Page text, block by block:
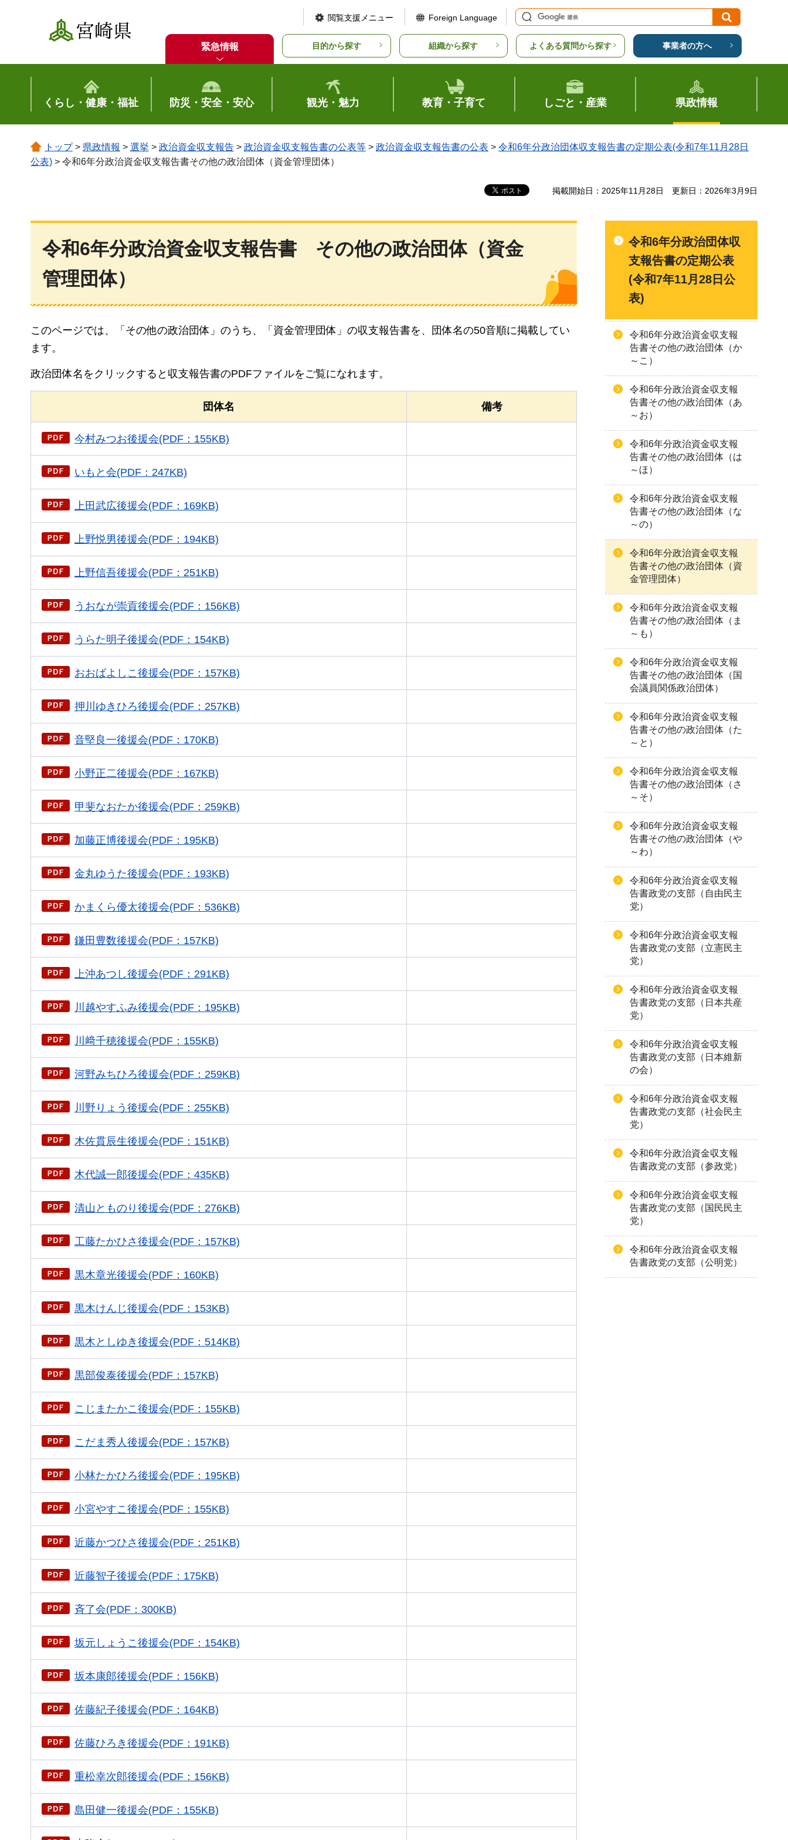
宮崎県
閲覧支援メニュー Foreign Language
緊急情報 目的から探す 組織から探す よくある質問から探す 事業者の方へ
くらし・健康・福祉 防災・安全・安心 観光・魅力 教育・子育て しごと・産業 県政情報
トップ> 県政情報 > 選挙 > 政治資金収支報告 > 政治資金収支報告書の公表等 > 政治資金収支報告書の公表 > 令和6年分政治団体収支報告書の定期公表(令和7年11月28日
公表) > 令和6年分政治資金収支報告書その他の政治団体（資金管理団体）
掲載開始日：2025年11月28日 更新日：2026年3月9日
令和6年分政治資金収支報告書 その他の政治団体（資金
管理団体）
このページでは、「その他の政治団体」のうち、「資金管理団体」の収支報告書を、団体名の50音順に掲載してい
ます。
政治団体名をクリックすると収支報告書のPDFファイルをご覧になれます。
団体名 備考
今村みつお後援会(PDF：155KB)
いもと会(PDF：247KB)
上田武広後援会(PDF：169KB)
上野悦男後援会(PDF：194KB)
上野信吾後援会(PDF：251KB)
うおなが崇貢後援会(PDF：156KB)
うらた明子後援会(PDF：154KB)
おおばよしこ後援会(PDF：157KB)
押川ゆきひろ後援会(PDF：257KB)
音堅良一後援会(PDF：170KB)
小野正二後援会(PDF：167KB)
甲斐なおたか後援会(PDF：259KB)
加藤正博後援会(PDF：195KB)
金丸ゆうた後援会(PDF：193KB)
かまくら優太後援会(PDF：536KB)
鎌田豊数後援会(PDF：157KB)
上沖あつし後援会(PDF：291KB)
川越やすふみ後援会(PDF：195KB)
川﨑千穂後援会(PDF：155KB)
河野みちひろ後援会(PDF：259KB)
川野りょう後援会(PDF：255KB)
木佐貫辰生後援会(PDF：151KB)
木代誠一郎後援会(PDF：435KB)
清山とものり後援会(PDF：276KB)
工藤たかひさ後援会(PDF：157KB)
黒木章光後援会(PDF：160KB)
黒木けんじ後援会(PDF：153KB)
黒木としゆき後援会(PDF：514KB)
黒部俊泰後援会(PDF：157KB)
こじまたかこ後援会(PDF：155KB)
こだま秀人後援会(PDF：157KB)
小林たかひろ後援会(PDF：195KB)
小宮やすこ後援会(PDF：155KB)
近藤かつひさ後援会(PDF：251KB)
近藤智子後援会(PDF：175KB)
斉了会(PDF：300KB)
坂元しょうこ後援会(PDF：154KB)
坂本康郎後援会(PDF：156KB)
佐藤紀子後援会(PDF：164KB)
佐藤ひろき後援会(PDF：191KB)
重松幸次郎後援会(PDF：156KB)
島田健一後援会(PDF：155KB)
令和6年分政治団体収
支報告書の定期公表
(令和7年11月28日公
表)
令和6年分政治資金収支報
告書その他の政治団体（か
～こ）
令和6年分政治資金収支報
告書その他の政治団体（あ
～お）
令和6年分政治資金収支報
告書その他の政治団体（は
～ほ）
令和6年分政治資金収支報
告書その他の政治団体（な
～の）
令和6年分政治資金収支報
告書その他の政治団体（資
金管理団体）
令和6年分政治資金収支報
告書その他の政治団体（ま
～も）
令和6年分政治資金収支報
告書その他の政治団体（国
会議員関係政治団体）
令和6年分政治資金収支報
告書その他の政治団体（た
～と）
令和6年分政治資金収支報
告書その他の政治団体（さ
～そ）
令和6年分政治資金収支報
告書その他の政治団体（や
～わ）
令和6年分政治資金収支報
告書政党の支部（自由民主
党）
令和6年分政治資金収支報
告書政党の支部（立憲民主
党）
令和6年分政治資金収支報
告書政党の支部（日本共産
党）
令和6年分政治資金収支報
告書政党の支部（日本維新
の会）
令和6年分政治資金収支報
告書政党の支部（社会民主
党）
令和6年分政治資金収支報
告書政党の支部（参政党）
令和6年分政治資金収支報
告書政党の支部（国民民主
党）
令和6年分政治資金収支報
告書政党の支部（公明党）